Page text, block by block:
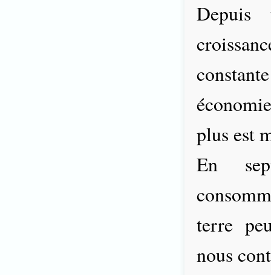
Depuis
plus est
En
terre
nous